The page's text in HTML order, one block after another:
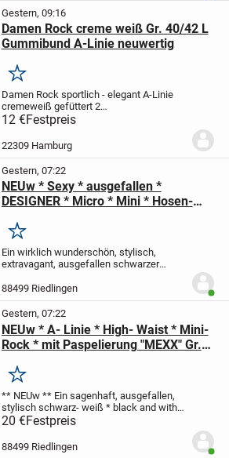
Gestern, 09:16
Damen Rock creme weiß Gr. 40/42 L
Gummibund A-Linie neuwertig
Merken
Damen Rock sportlich - elegantA-Linie
cremeweiß gefüttert2
Reißverschlußtaschen
Gummibund, ohne Verschluss
einfach ungedehnt ca. 39 cm, dabei noch
Länge ca....
12 €Festpreis
22309 Hamburg
Gestern, 07:22
NEUw * Sexy * ausgefallen *
DESIGNER * Micro * Mini * Hosen-
34/ XS * schwarz * Gothic *
Merken
Ein wirklich wunderschön, stylisch,
extravagant, ausgefallen schwarzer
auchBermuda- SHORTS
XSMaße:Bundweite: 33 cm (einfach)
Länge ca. 36...
88499 Riedlingen
Gestern, 07:22
NEUw * A- Linie * High- Waist * Mini-
Rock * mit Paspelierung "MEXX" Gr.
Kontrast * Gothic *
Merken
** NEUw ** Ein sagenhaft, ausgefallen,
stylisch schwarz- weiß * black and withe
im angesagten Kontrast
setzenden, Paspielierungen
Mini- ROCKin ausgstellter, A- Linie...
20 €Festpreis
88499 Riedlingen